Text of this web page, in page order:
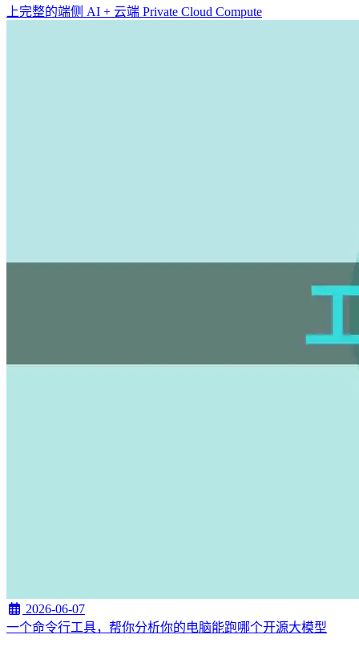
上完整的端侧 AI + 云端 Private Cloud Compute
2026-06-07
一个命令行工具，帮你分析你的电脑能跑哪个开源大模型